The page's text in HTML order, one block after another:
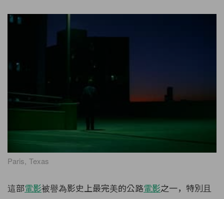
Paris, Texas
這部電影被譽為影史上最完美的公路電影之一，特別且